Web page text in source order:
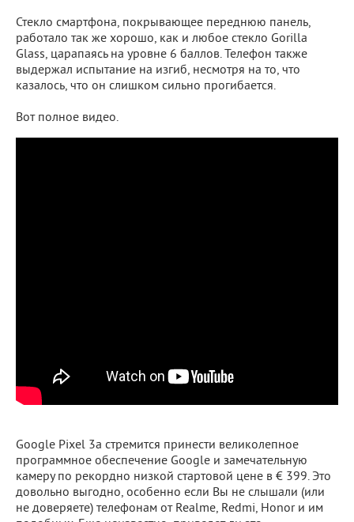
Стекло смартфона, покрывающее переднюю панель,
работало так же хорошо, как и любое стекло Gorilla
Glass, царапаясь на уровне 6 баллов. Телефон также
выдержал испытание на изгиб, несмотря на то, что
казалось, что он слишком сильно прогибается.
Вот полное видео.
Google Pixel 3a стремится принести великолепное
программное обеспечение Google и замечательную
камеру по рекордно низкой стартовой цене в € 399. Это
довольно выгодно, особенно если Вы не слышали (или
не доверяете) телефонам от Realme, Redmi, Honor и им